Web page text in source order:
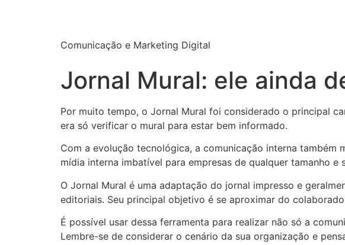
Comunicação e Marketing Digital
Jornal Mural: ele ainda
Por muito tempo, o Jornal Mural foi considerado o principal
era só verificar o mural para estar bem informado.
Com a evolução tecnológica, a comunicação interna também
mídia interna imbatível para empresas de qualquer tamanho e
O Jornal Mural é uma adaptação do jornal impresso e
editoriais. Seu principal objetivo é se aproximar do
É possível usar dessa ferramenta para realizar não só a
Lembre-se de considerar o cenário da sua organização e